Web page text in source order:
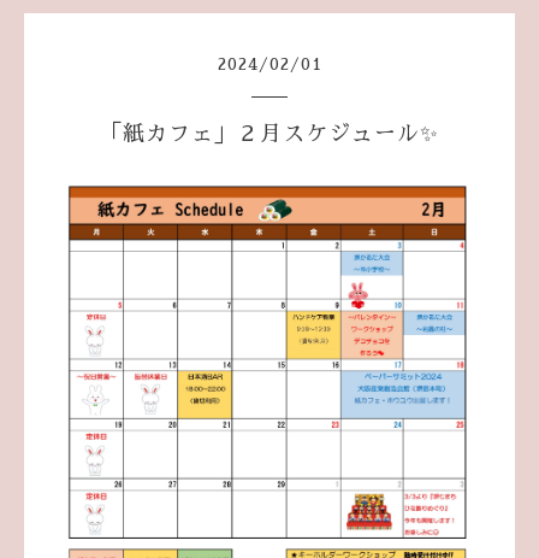
2024 /02 /01
「紙カフェ」２月スケジュール✨